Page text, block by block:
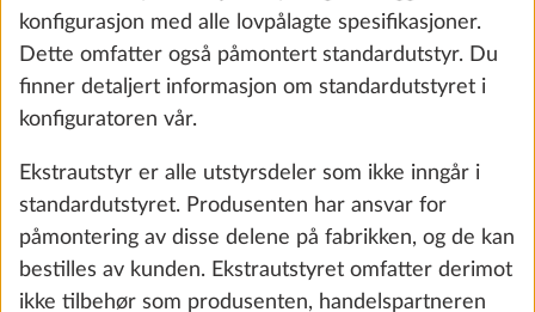
Cara Pure
0.0 kg
TRINN 4 AV 7
Interiør
konfigurasjon med alle lovpålagte spesifikasjoner.
Dette omfatter også påmontert standardutstyr. Du
finner detaljert informasjon om standardutstyret i
konfiguratoren vår.
Ekstrautstyr er alle utstyrsdeler som ikke inngår i
standardutstyret. Produsenten har ansvar for
påmontering av disse delene på fabrikken, og de kan
bestilles av kunden. Ekstrautstyret omfatter derimot
ikke tilbehør som produsenten, handelspartneren